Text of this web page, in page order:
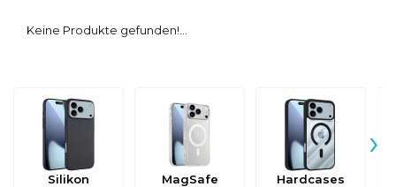
Keine Produkte gefunden!...
Silikon MagSafe Hardcases
›